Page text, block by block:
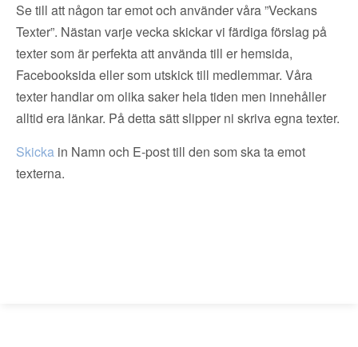
Se till att någon tar emot och använder våra ”Veckans
Texter”. Nästan varje vecka skickar vi färdiga förslag på
texter som är perfekta att använda till er hemsida,
Facebooksida eller som utskick till medlemmar. Våra
texter handlar om olika saker hela tiden men innehåller
alltid era länkar. På detta sätt slipper ni skriva egna texter.
Skicka in Namn och E-post till den som ska ta emot
texterna.